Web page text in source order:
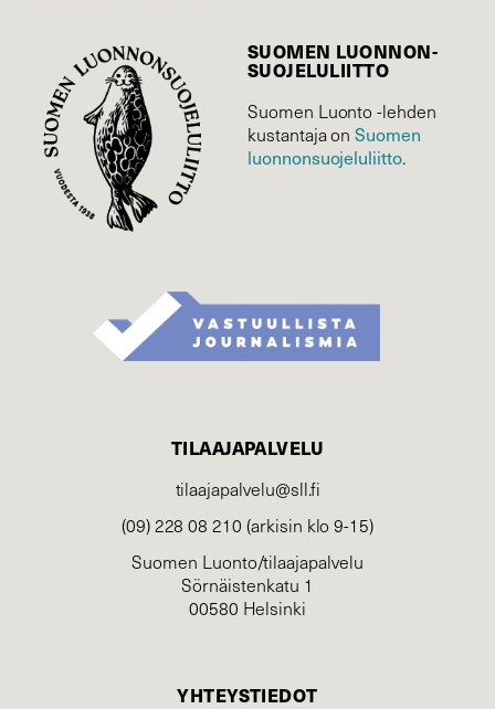
SUOMEN LUONNON­
SUOJELU­LIITTO
Suomen Luonto -lehden
kustantaja onSuomen
luonnonsuojelu­liitto.
TILAAJAPALVELU
tilaajapalvelu@sll.fi
(09) 228 08 210 (arkisin klo 9-15)
Suomen Luonto/tilaajapalvelu
Sörnäistenkatu 1
00580 Helsinki
YHTEYSTIEDOT